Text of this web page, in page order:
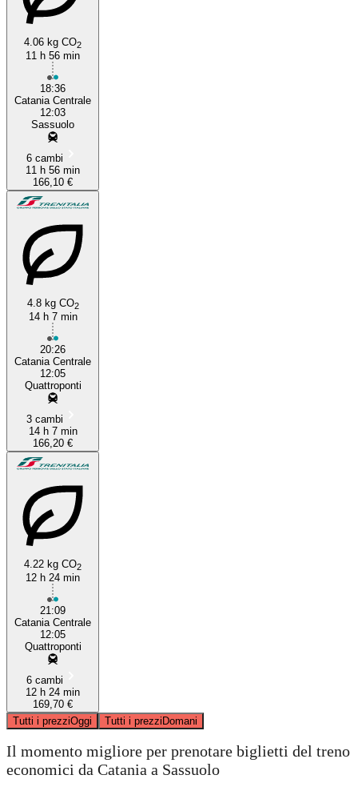
4.06 kg CO2
11 h 56 min
18:36
Catania Centrale
12:03
Sassuolo
6 cambi
11 h 56 min
166,10 €
4.8 kg CO2
14 h 7 min
20:26
Catania Centrale
12:05
Quattroponti
3 cambi
14 h 7 min
166,20 €
4.22 kg CO2
12 h 24 min
21:09
Catania Centrale
12:05
Quattroponti
6 cambi
12 h 24 min
169,70 €
Tutti i prezziOggi Tutti i prezziDomani
Il momento migliore per prenotare biglietti del treno
economici da Catania a Sassuolo